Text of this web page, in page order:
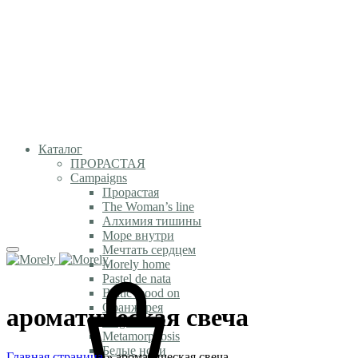
Каталог
ПРОРАСТАЯ
Campaigns
Прорастая
The Woman’s line
Алхимия тишины
Море внутри
Мечтать сердцем
Morely home
Pastel de nata
Baltic mood on
Оранжерея
Magic time
Metamorphosis
Белые ночи
ароматическая свеча